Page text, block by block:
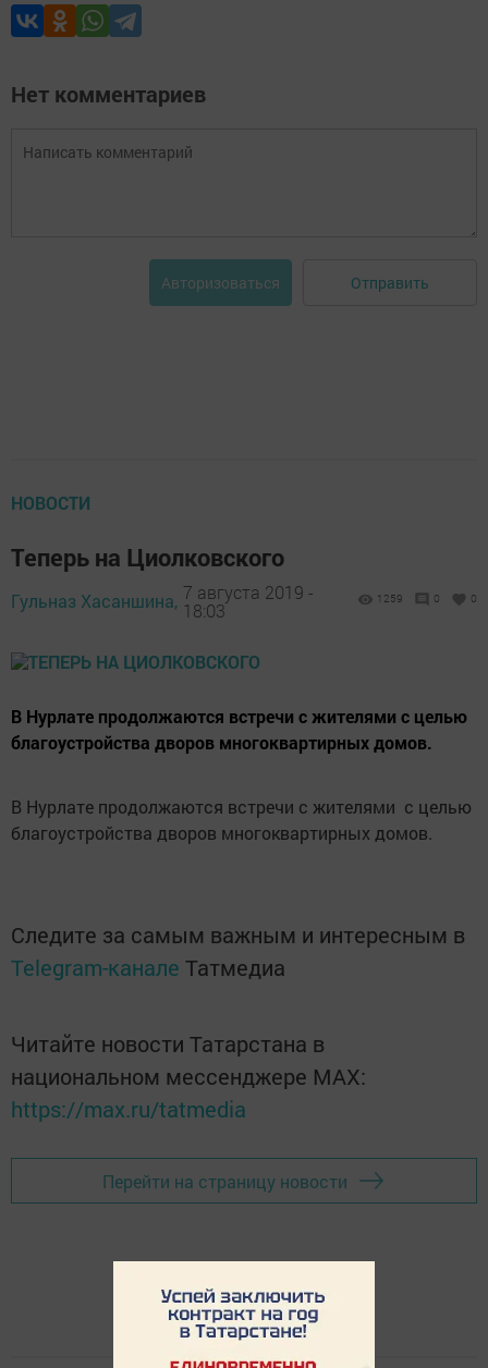
Нет комментариев
Авторизоваться Отправить
НОВОСТИ
Теперь на Циолковского
Гульназ Хасаншина, 7 августа 2019 -
18:03
1259 0 0
В Нурлате продолжаются встречи с жителями с целью
благоустройства дворов многоквартирных домов.
В Нурлате продолжаются встречи с жителями с целью
благоустройства дворов многоквартирных домов.
Следите за самым важным и интересным в
Telegram-канале Татмедиа
Читайте новости Татарстана в
национальном мессенджере MАХ:
https://max.ru/tatmedia
Перейти на страницу новости